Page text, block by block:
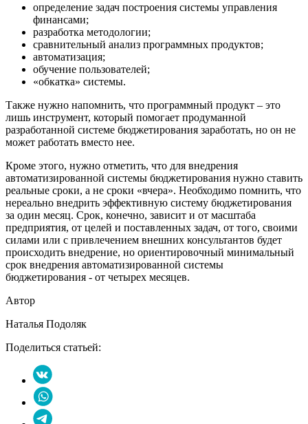
определение задач построения системы управления
финансами;
разработка методологии;
сравнительный анализ программных продуктов;
автоматизация;
обучение пользователей;
«обкатка» системы.
Также нужно напомнить, что программный продукт – это
лишь инструмент, который помогает продуманной
разработанной системе бюджетирования заработать, но он не
может работать вместо нее.
Кроме этого, нужно отметить, что для внедрения
автоматизированной системы бюджетирования нужно ставить
реальные сроки, а не сроки «вчера». Необходимо помнить, что
нереально внедрить эффективную систему бюджетирования
за один месяц. Срок, конечно, зависит и от масштаба
предприятия, от целей и поставленных задач, от того, своими
силами или с привлечением внешних консультантов будет
происходить внедрение, но ориентировочный минимальный
срок внедрения автоматизированной системы
бюджетирования - от четырех месяцев.
Автор
Наталья Подоляк
Поделиться статьей: